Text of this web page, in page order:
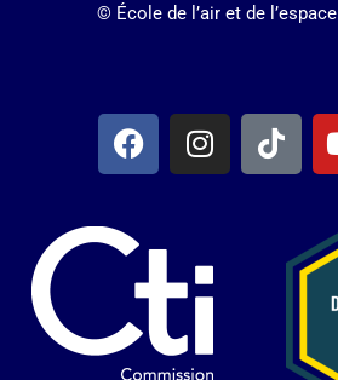
© École de l’air et de l’espace